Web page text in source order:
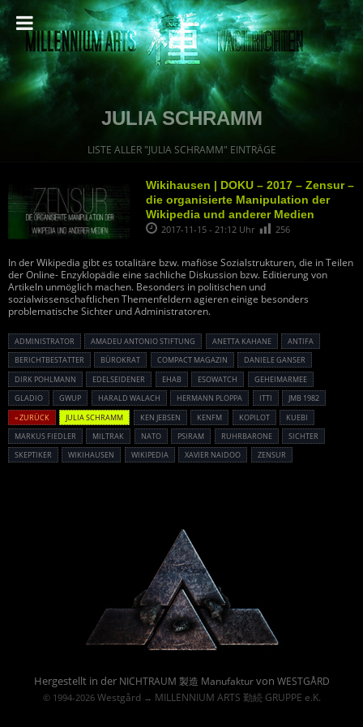
JULIA SCHRAMM
LISTE ALLER "JULIA SCHRAMM" EINTRÄGE
Wikihausen | DOKU – 2017 – Zensur –
die organisierte Manipulation der
Wikipedia und anderer Medien
2017-11-15 - 21:12 Uhr 256
In der Wikipedia gibt es totalitäre bzw. mafiöse Sozialstrukturen, die in Teilen
der Online- Enzyklopädie eine sachliche Diskussion bzw. Editierung von
Artikeln unmöglich machen. Besonders in politischen und
sozialwissenschaftlichen Themenfeldern agieren einige besonders
problematische Sichter und Administratoren.
ADMINISTRATOR AMADEU ANTONIO STIFTUNG ANETTA KAHANE
ANTIFA
BERICHTBESTATTER
BÜROKRAT COMPACT MAGAZIN
DANIELE GANSER
DIRK POHLMANN
EDELSEIDENER EHAB ESOWATCH
GEHEIMARMEE
GLADIO
GWUP HARALD WALACH HERMANN PLOPPA ITTI
JMB 1982
« ZURÜCK
JULIA SCHRAMM KEN JEBSEN KENFM KOPILOT
KUEBI
MARKUS FIEDLER
MILTRAK NATO PSIRAM RUHRBARONE
SICHTER
SKEPTIKER
WIKIHAUSEN WIKIPEDIA XAVIER NAIDOO ZENSUR
Hergestellt in der NICHTRAUM 製造 Manufakturvon WESTGÅRD
© 1994-2026 Westgård→ MILLENNIUM ARTS 勤続 GRUPPE e.K.
Powered By :